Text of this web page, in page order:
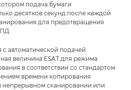
подача бумаги
десятков секунд после каждой
для предотвращения
автоматической подачей
величина ESAT для режима
в соответствии со стандартом
времени копирования
непрерывном сканировании или